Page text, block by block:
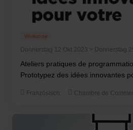
Donnerstag 12 Okt 2023 > Donnerstag
Workshop
Ateliers pratiques de
Prototypez des idées innovantes
Französisch Chambre de